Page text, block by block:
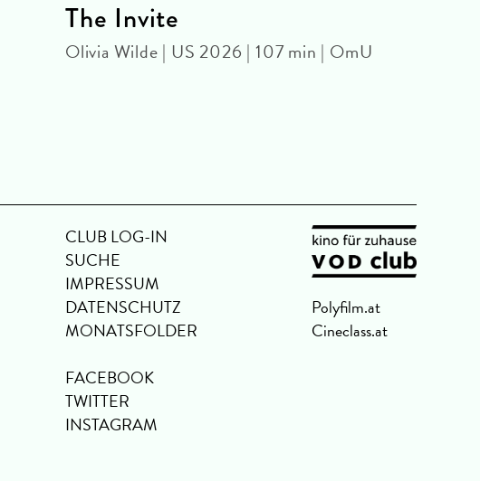
The Invite
Olivia Wilde | US 2026 | 107 min | OmU
CLUB LOG-IN
SUCHE
IMPRESSUM
DATENSCHUTZ
MONATSFOLDER
FACEBOOK
TWITTER
INSTAGRAM
Polyfilm.at
Cineclass.at